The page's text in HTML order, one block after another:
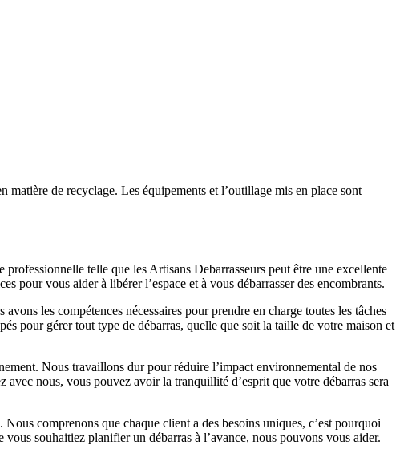
matière de recyclage. Les équipements et l’outillage mis en place sont
telle que les Artisans Debarrasseurs peut être une excellente
pour vous aider à libérer l’espace et à vous débarrasser des encombrants.
les compétences nécessaires pour prendre en charge toutes les tâches
pour gérer tout type de débarras, quelle que soit la taille de votre maison et
Nous travaillons dur pour réduire l’impact environnemental de nos
nous, vous pouvez avoir la tranquillité d’esprit que votre débarras sera
comprenons que chaque client a des besoins uniques, c’est pourquoi
souhaitiez planifier un débarras à l’avance, nous pouvons vous aider.